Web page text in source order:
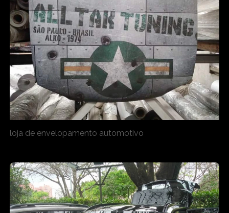
loja de envelopamento automotivo